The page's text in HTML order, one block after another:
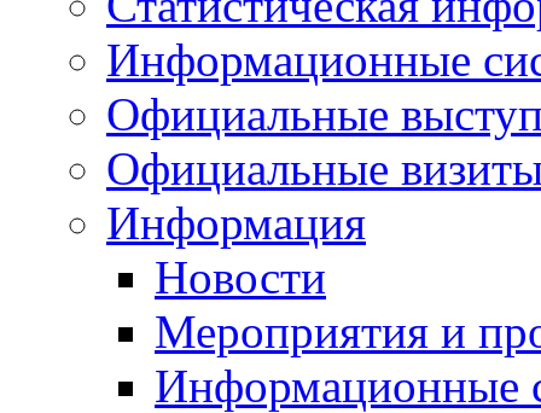
Информационные
Официальные
Официальные
Информация
Новости
Мероприятия и
Информационные